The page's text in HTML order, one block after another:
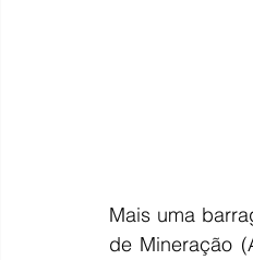
Mais uma
de Mineração